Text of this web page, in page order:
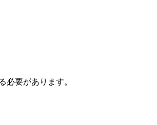
必要があります。